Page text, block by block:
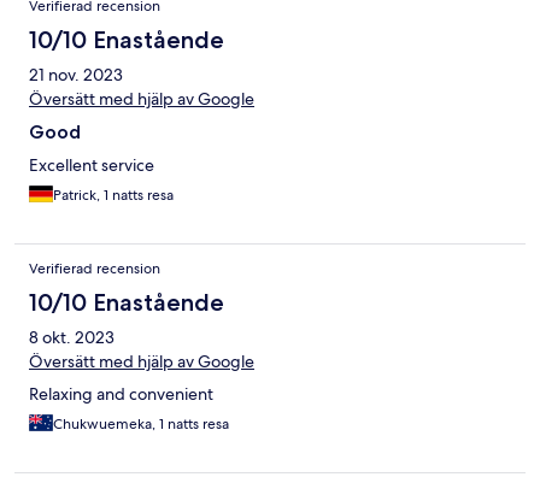
Verifierad recension
10/10 Enastående
21 nov. 2023
Översätt med hjälp av Google
Good
Excellent service
Patrick, 1 natts resa
Verifierad recension
10/10 Enastående
8 okt. 2023
Översätt med hjälp av Google
Relaxing and convenient
Chukwuemeka, 1 natts resa